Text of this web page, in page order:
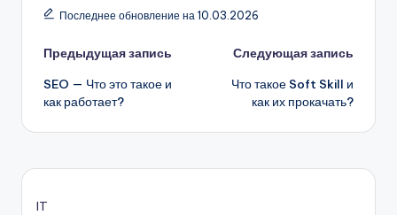
Последнее обновление на 10.03.2026
Навигация
записи
Предыдущая запись
SEO — Что это такое и
как работает?
Следующая запись
Что такое Soft Skill и
как их прокачать?
IT